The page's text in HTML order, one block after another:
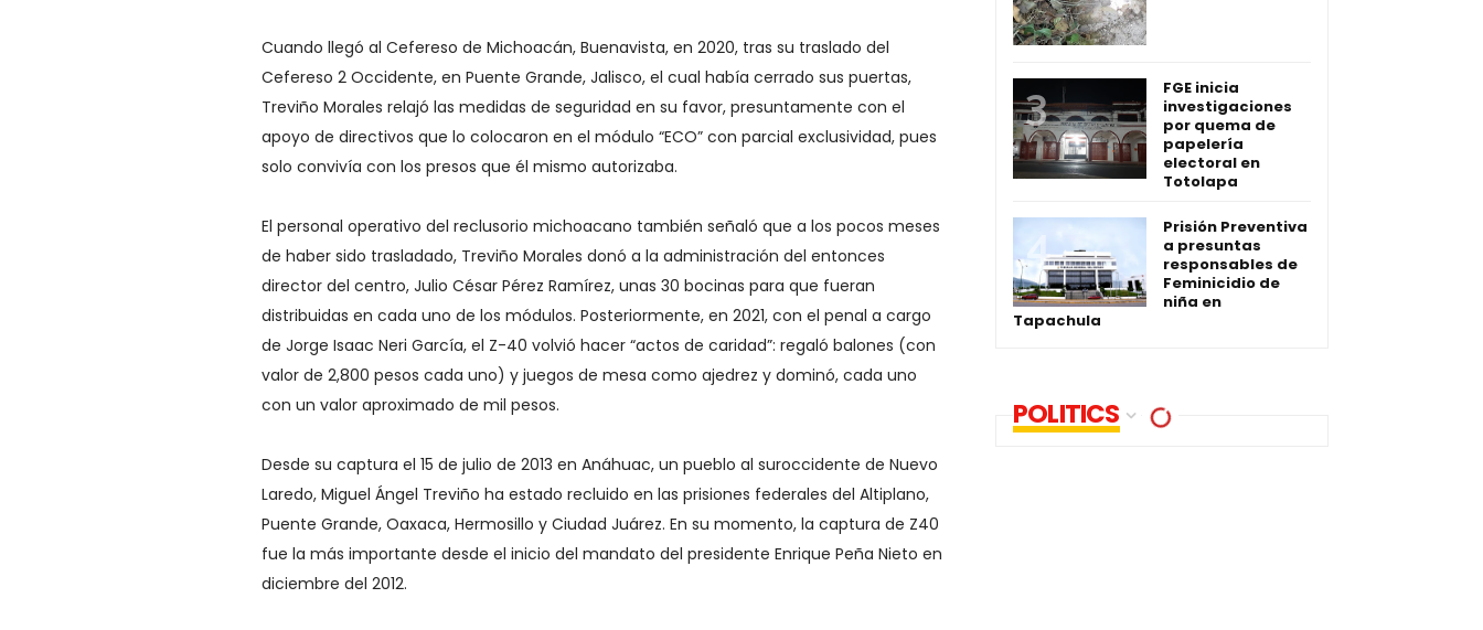
Cuando llegó al Cefereso de Michoacán, Buenavista, en 2020, tras su traslado del
Cefereso 2 Occidente, en Puente Grande, Jalisco, el cual había cerrado sus puertas,
Treviño Morales relajó las medidas de seguridad en su favor, presuntamente con el
apoyo de directivos que lo colocaron en el módulo “ECO” con parcial exclusividad, pues
solo convivía con los presos que él mismo autorizaba.
El personal operativo del reclusorio michoacano también señaló que a los pocos meses
de haber sido trasladado, Treviño Morales donó a la administración del entonces
director del centro, Julio César Pérez Ramírez, unas 30 bocinas para que fueran
distribuidas en cada uno de los módulos. Posteriormente, en 2021, con el penal a cargo
de Jorge Isaac Neri García, el Z-40 volvió hacer “actos de caridad”: regaló balones (con
valor de 2,800 pesos cada uno) y juegos de mesa como ajedrez y dominó, cada uno
con un valor aproximado de mil pesos.
Desde su captura el 15 de julio de 2013 en Anáhuac, un pueblo al suroccidente de Nuevo
Laredo, Miguel Ángel Treviño ha estado recluido en las prisiones federales del Altiplano,
Puente Grande, Oaxaca, Hermosillo y Ciudad Juárez. En su momento, la captura de Z40
fue la más importante desde el inicio del mandato del presidente Enrique Peña Nieto en
diciembre del 2012.
FGE inicia
investigaciones
por quema de
papelería
electoral en
Totolapa
Prisión Preventiva
a presuntas
responsables de
Feminicidio de
niña en
Tapachula
POLITICS